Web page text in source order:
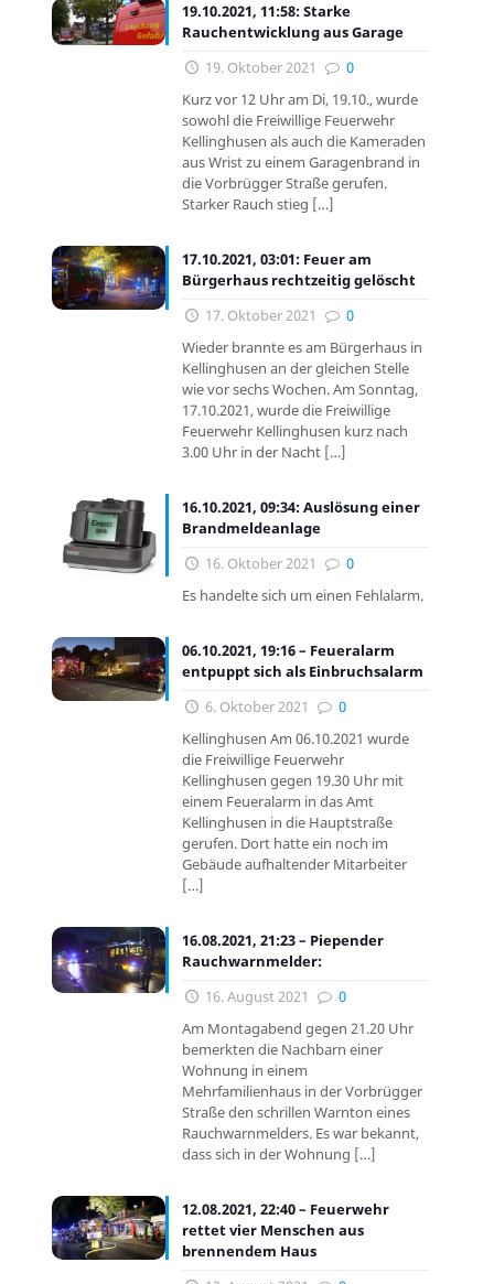
19.10.2021, 11:58: Starke
Rauchentwicklung aus Garage
19. Oktober 2021
0
Kurz vor 12 Uhr am Di, 19.10., wurde
sowohl die Freiwillige Feuerwehr
Kellinghusen als auch die Kameraden
aus Wrist zu einem Garagenbrand in
die Vorbrügger Straße gerufen.
Starker Rauch stieg […]
17.10.2021, 03:01: Feuer am
Bürgerhaus rechtzeitig gelöscht
17. Oktober 2021
0
Wieder brannte es am Bürgerhaus in
Kellinghusen an der gleichen Stelle
wie vor sechs Wochen. Am Sonntag,
17.10.2021, wurde die Freiwillige
Feuerwehr Kellinghusen kurz nach
3.00 Uhr in der Nacht […]
16.10.2021, 09:34: Auslösung einer
Brandmeldeanlage
16. Oktober 2021
0
Es handelte sich um einen Fehlalarm.
06.10.2021, 19:16 – Feueralarm
entpuppt sich als Einbruchsalarm
6. Oktober 2021
0
Kellinghusen Am 06.10.2021 wurde
die Freiwillige Feuerwehr
Kellinghusen gegen 19.30 Uhr mit
einem Feueralarm in das Amt
Kellinghusen in die Hauptstraße
gerufen. Dort hatte ein noch im
Gebäude aufhaltender Mitarbeiter
[…]
16.08.2021, 21:23 – Piepender
Rauchwarnmelder:
16. August 2021
0
Am Montagabend gegen 21.20 Uhr
bemerkten die Nachbarn einer
Wohnung in einem
Mehrfamilienhaus in der Vorbrügger
Straße den schrillen Warnton eines
Rauchwarnmelders. Es war bekannt,
dass sich in der Wohnung […]
12.08.2021, 22:40 – Feuerwehr
rettet vier Menschen aus
brennendem Haus